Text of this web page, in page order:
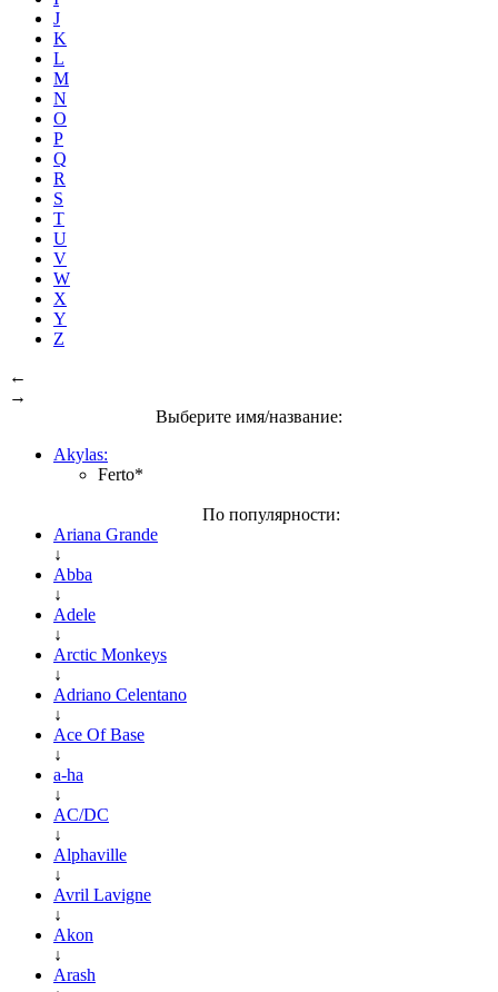
J
K
L
M
N
O
P
Q
R
S
T
U
V
W
X
Y
Z
←
→
Выберите имя/название:
Akylas:
Ferto*
По популярности:
Ariana Grande
↓
Abba
↓
Adele
↓
Arctic Monkeys
↓
Adriano Celentano
↓
Ace Of Base
↓
a-ha
↓
AC/DC
↓
Alphaville
↓
Avril Lavigne
↓
Akon
↓
Arash